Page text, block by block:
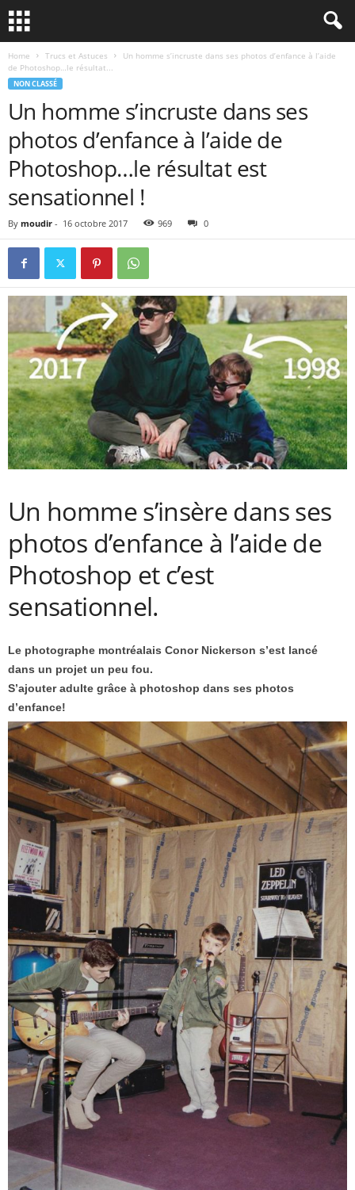
Home Trucs et Astuces
Un homme s’incruste dans ses photos d’enfance à l’aide
de Photoshop…le résultat...
NON CLASSÉ
Un homme s’incruste dans ses
photos d’enfance à l’aide de
Photoshop…le résultat est
sensationnel !
By moudir - 16 octobre 2017 969 0
Un homme s’insère dans ses
photos d’enfance à l’aide de
Photoshop et c’est
sensationnel.
Le photographe montréalais Conor Nickerson s’est lancé
dans un projet un peu fou.
S’ajouter adulte grâce à photoshop dans ses photos
d’enfance!